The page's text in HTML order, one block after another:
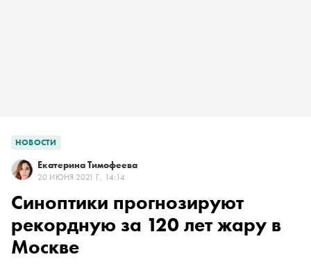
НОВОСТИ
Екатерина Тимофеева
20 ИЮНЯ 2021 Г., 14:14
Синоптики прогнозируют
рекордную за 120 лет жару в
Москве